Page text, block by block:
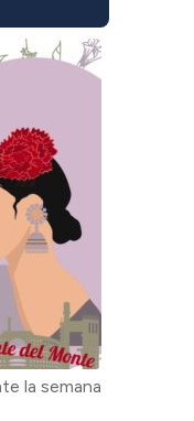
la semana